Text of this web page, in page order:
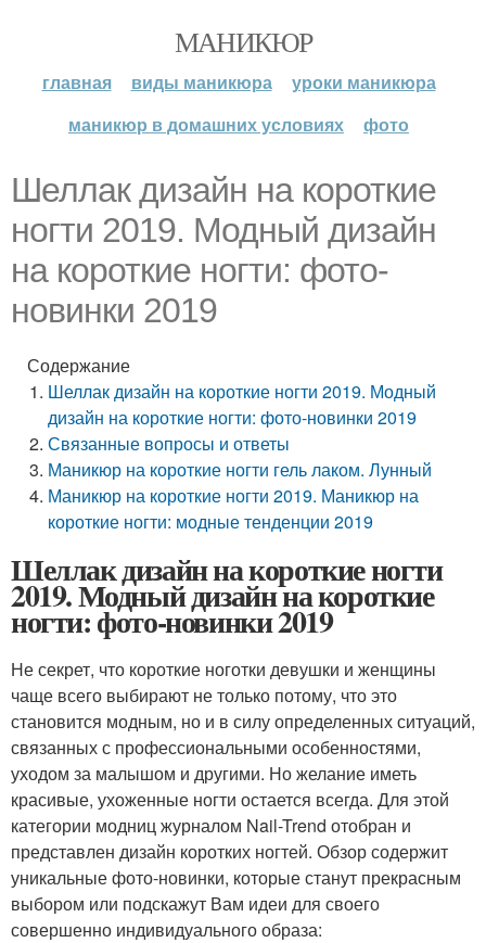
МАНИКЮР
главная виды маникюра
уроки маникюра
маникюр в домашних условиях
фото
Шеллак дизайн на короткие
ногти 2019. Модный дизайн
на короткие ногти: фото-
новинки 2019
Содержание
Шеллак дизайн на короткие ногти 2019. Модный
дизайн на короткие ногти: фото-новинки 2019
Связанные вопросы и ответы
Маникюр на короткие ногти гель лаком. Лунный
Маникюр на короткие ногти 2019. Маникюр на
короткие ногти: модные тенденции 2019
Шеллак дизайн на короткие ногти
2019. Модный дизайн на короткие
ногти: фото-новинки 2019
Не секрет, что короткие ноготки девушки и женщины
чаще всего выбирают не только потому, что это
становится модным, но и в силу определенных ситуаций,
связанных с профессиональными особенностями,
уходом за малышом и другими. Но желание иметь
красивые, ухоженные ногти остается всегда. Для этой
категории модниц журналом Nail-Trend отобран и
представлен дизайн коротких ногтей. Обзор содержит
уникальные фото-новинки, которые станут прекрасным
выбором или подскажут Вам идеи для своего
совершенно индивидуального образа: